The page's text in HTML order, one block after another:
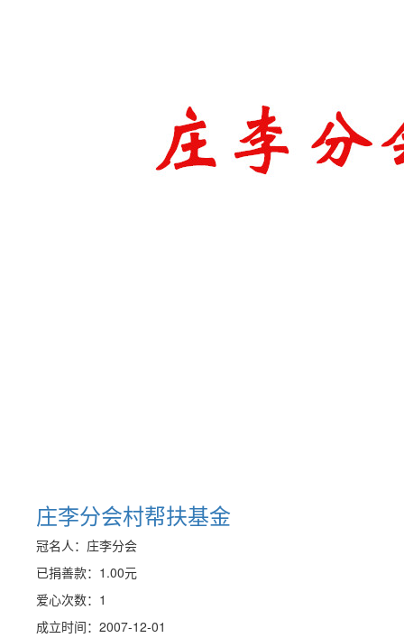
庄李分会村帮扶基金
冠名人：庄李分会
已捐善款： 1.00元
爱心次数：1
成立时间：2007-12-01